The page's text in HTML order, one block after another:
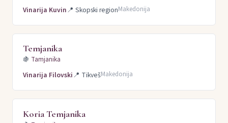
Vinarija Kuvin📍 Skopski regionMakedonija
Temjanika
🍇 Tamjanika
Vinarija Filovski📍 TikvešMakedonija
Koria Temjanika